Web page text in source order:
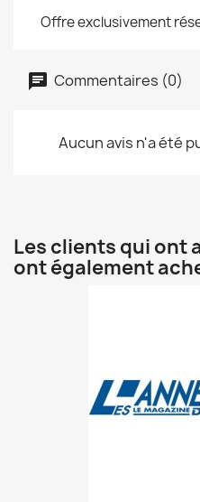
Offre exclusivement
Commentaires (0)
Aucun avis n'a été
Les clients qui ont
ont également